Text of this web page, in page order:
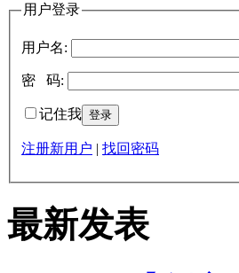
用户登录
用户名:
密 码:
记住我
注册新用户 | 找回密码
最新发表